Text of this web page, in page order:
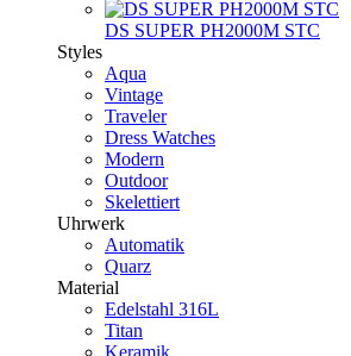
DS SUPER PH2000M STC
Styles
Aqua
Vintage
Traveler
Dress Watches
Modern
Outdoor
Skelettiert
Uhrwerk
Automatik
Quarz
Material
Edelstahl 316L
Titan